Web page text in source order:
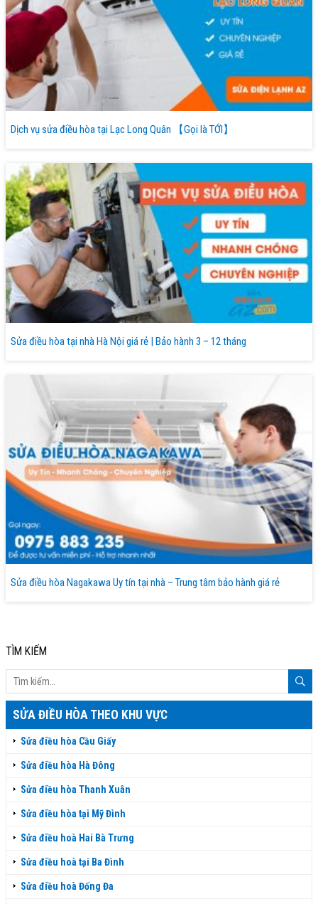
Dịch vụ sửa điều hòa tại Lạc Long Quân 【Gọi là TỚI】
Sửa điều hòa tại nhà Hà Nội giá rẻ | Bảo hành 3 – 12 tháng
Sửa điều hòa Nagakawa Uy tín tại nhà – Trung tâm bảo hành giá rẻ
TÌM KIẾM
SỬA ĐIỀU HÒA THEO KHU VỰC
Sửa điều hòa Cầu Giấy
Sửa điều hòa Hà Đông
Sửa điều hòa Thanh Xuân
Sửa điều hòa tại Mỹ Đình
Sửa điều hoà Hai Bà Trưng
Sửa điều hoà tại Ba Đình
Sửa điều hoà Đống Đa